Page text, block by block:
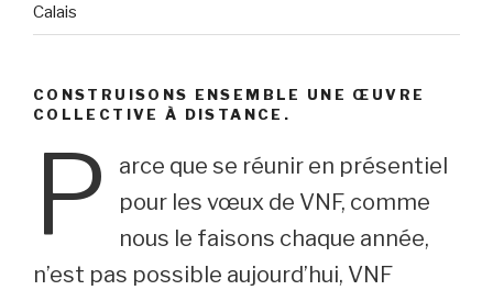
Calais
CONSTRUISONS ENSEMBLE UNE ŒUVRE
COLLECTIVE À DISTANCE.
P
arce que se réunir en présentiel
pour les vœux de VNF, comme
nous le faisons chaque année,
n’est pas possible aujourd’hui, VNF